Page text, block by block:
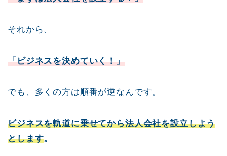
それから、
「ビジネスを決めていく！」
でも、多くの方は順番が逆なんです。
ビジネスを軌道に乗せてから法人会社を設立しよう
とします。